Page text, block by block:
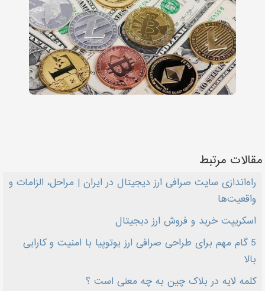
مقالات مرتبط
راه‌اندازی سایت صرافی ارز دیجیتال در ایران | مراحل، الزامات و
واقعیت‌ها
اسکریپت خرید و فروش ارز دیجیتال
5 گام مهم برای طراحی صرافی ارز یوتوپیا با امنیت و کارایی
بالا
کلمه لایه در بلاک چین به چه معنی است ؟